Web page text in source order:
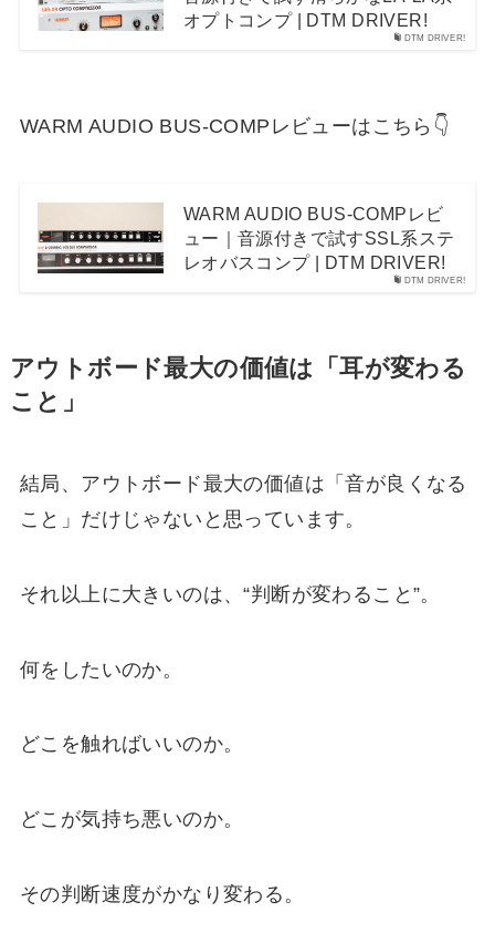
DTM DRIVER!
オプトコンプ | DTM DRIVER!
WARM AUDIO BUS-COMPレビューはこちら👇
DTM DRIVER!
WARM AUDIO BUS-COMPレビ
ュー｜音源付きで試すSSL系ステ
レオバスコンプ | DTM DRIVER!
アウトボード最大の価値は「耳が変わる
こと」
結局、アウトボード最大の価値は「音が良くなる
こと」だけじゃないと思っています。
それ以上に大きいのは、“判断が変わること”。
何をしたいのか。
どこを触ればいいのか。
どこが気持ち悪いのか。
その判断速度がかなり変わる。